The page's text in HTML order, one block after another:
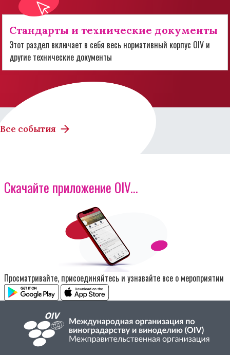
Стандарты и технические документы
Этот раздел включает в себя весь нормативный корпус OIV и
другие технические документы
Все события
Скачайте приложение OIV...
Изображение
Просматривайте, присоединяйтесь и узнавайте все о мероприятии